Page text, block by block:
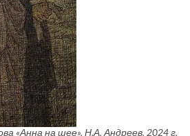
«Анна на шее». Н.А. Андреев. 2024 г.